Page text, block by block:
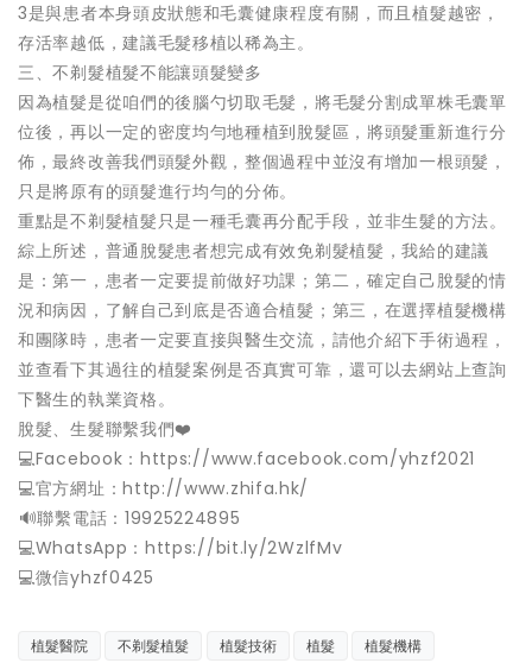
3是與患者本身頭皮狀態和毛囊健康程度有關，而且植髮越密，
存活率越低，建議毛髮移植以稀為主。
三、不剃髮植髮不能讓頭髮變多
因為植髮是從咱們的後腦勺切取毛髮，將毛髮分割成單株毛囊單
位後，再以一定的密度均勻地種植到脫髮區，將頭髮重新進行分
佈，最終改善我們頭髮外觀，整個過程中並沒有增加一根頭髮，
只是將原有的頭髮進行均勻的分佈。
重點是不剃髮植髮只是一種毛囊再分配手段，並非生髮的方法。
綜上所述，普通脫髮患者想完成有效免剃髮植髮，我給的建議
是：第一，患者一定要提前做好功課；第二，確定自己脫髮的情
況和病因，了解自己到底是否適合植髮；第三，在選擇植髮機構
和團隊時，患者一定要直接與醫生交流，請他介紹下手術過程，
並查看下其過往的植髮案例是否真實可靠，還可以去網站上查詢
下醫生的執業資格。
脫髮、生髮聯繫我們❤️
💻Facebook：https://www.facebook.com/yhzf2021
💻官方網址：http://www.zhifa.hk/
️🔊聯繫電話：19925224895
💻WhatsApp：https://bit.ly/2WzlfMv
💻微信yhzf0425
植髮醫院 不剃髮植髮 植髮技術 植髮 植髮機構